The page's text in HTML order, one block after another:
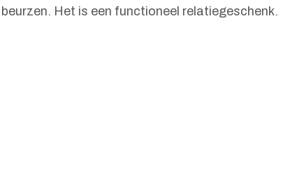
Het is een functioneel relatiegeschenk.